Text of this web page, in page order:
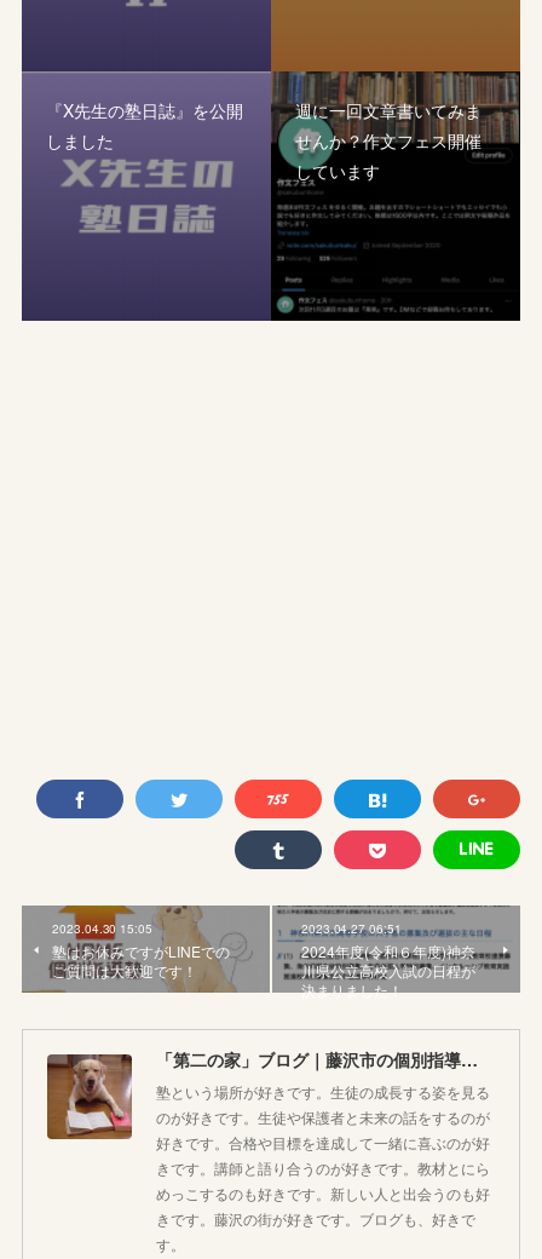
『X先生の塾日誌』を公開
しました
週に一回文章書いてみま
せんか？作文フェス開催
しています
2023.04.30 15:05
塾はお休みですがLINEでの
ご質問は大歓迎です！
2023.04.27 06:51
2024年度(令和６年度)神奈
川県公立高校入試の日程が
決まりました！
「第二の家」ブログ｜藤沢市の個別指導塾のお話
塾という場所が好きです。生徒の成長する姿を見る
のが好きです。生徒や保護者と未来の話をするのが
好きです。合格や目標を達成して一緒に喜ぶのが好
きです。講師と語り合うのが好きです。教材とにら
めっこするのも好きです。新しい人と出会うのも好
きです。藤沢の街が好きです。ブログも、好きで
す。